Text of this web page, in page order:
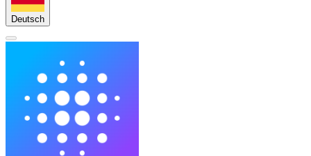
Deutsch